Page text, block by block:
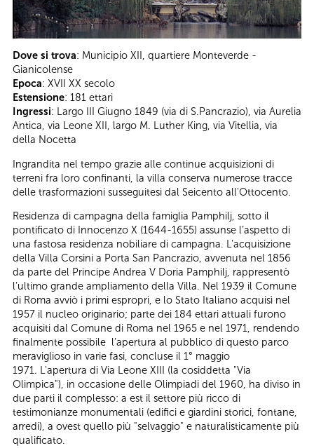
Dove si trova: Municipio XII, quartiere Monteverde -
Gianicolense
Epoca: XVII XX secolo
Estensione: 181 ettari
Ingressi: Largo III Giugno 1849 (via di S.Pancrazio), via Aurelia
Antica, via Leone XII, largo M. Luther King, via Vitellia, via
della Nocetta
Ingrandita nel tempo grazie alle continue acquisizioni di
terreni fra loro confinanti, la villa conserva numerose tracce
delle trasformazioni susseguitesi dal Seicento all'Ottocento.
Residenza di campagna della famiglia Pamphilj, sotto il
pontificato di Innocenzo X (1644-1655) assunse l’aspetto di
una fastosa residenza nobiliare di campagna. L’acquisizione
della Villa Corsini a Porta San Pancrazio, avvenuta nel 1856
da parte del Principe Andrea V Doria Pamphilj, rappresentò
l’ultimo grande ampliamento della Villa. Nel 1939 il Comune
di Roma avviò i primi espropri, e lo Stato Italiano acquisì nel
1957 il nucleo originario; parte dei 184 ettari attuali furono
acquisiti dal Comune di Roma nel 1965 e nel 1971, rendendo
finalmente possibile l’apertura al pubblico di questo parco
meraviglioso in varie fasi, concluse il 1° maggio
1971. L'apertura di Via Leone XIII (la cosiddetta "Via
Olimpica"), in occasione delle Olimpiadi del 1960, ha diviso in
due parti il complesso: a est il settore più ricco di
testimonianze monumentali (edifici e giardini storici, fontane,
arredi), a ovest quello più "selvaggio" e naturalisticamente più
qualificato.